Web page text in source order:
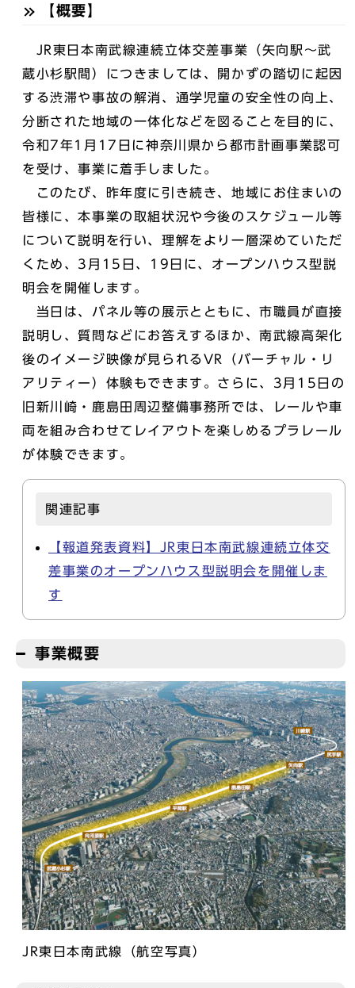
【概要】
JR東日本南武線連続立体交差事業（矢向駅～武
蔵小杉駅間）につきましては、開かずの踏切に起因
する渋滞や事故の解消、通学児童の安全性の向上、
分断された地域の一体化などを図ることを目的に、
令和7年1月17日に神奈川県から都市計画事業認可
を受け、事業に着手しました。
このたび、昨年度に引き続き、地域にお住まいの
皆様に、本事業の取組状況や今後のスケジュール等
について説明を行い、理解をより一層深めていただ
くため、3月15日、19日に、オープンハウス型説
明会を開催します。
当日は、パネル等の展示とともに、市職員が直接
説明し、質問などにお答えするほか、南武線高架化
後のイメージ映像が見られるVR（バーチャル・リ
アリティー）体験もできます。さらに、3月15日の
旧新川崎・鹿島田周辺整備事務所では、レールや車
両を組み合わせてレイアウトを楽しめるプラレール
が体験できます。
関連記事
【報道発表資料】JR東日本南武線連続立体交
差事業のオープンハウス型説明会を開催しま
す
事業概要
JR東日本南武線（航空写真）